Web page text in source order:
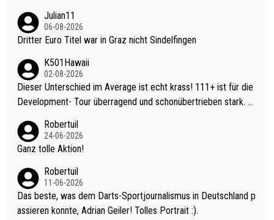
Julian11
06-08-2026
Dritter Euro Titel war in Graz nicht Sindelfingen
K501Hawaii
02-08-2026
Dieser Unterschied im Average ist echt krass! 111+ ist für die
Development- Tour überragend und schonübertrieben stark. U
mal 40+ erst recht. Da gewinnst keinen Blumentopf - ist ja noc
h krasser wie ein Pokalspiel eines Kreisligisten vs einem Bund
Robertuil
24-06-2026
Ganz tolle Aktion!
Robertuil
11-06-2026
Das beste, was dem Darts-Sportjournalismus in Deutschland p
assieren konnte, Adrian Geiler! Tolles Portrait :).